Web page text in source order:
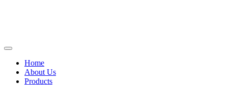
Home
About Us
Products